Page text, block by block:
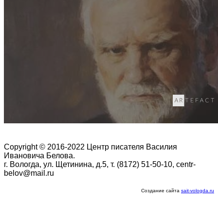
Copyright © 2016-2022 Центр писателя Василия
Ивановича Белова.
г. Вологда, ул. Щетинина, д.5, т. (8172) 51-50-10, centr-
belov@mail.ru
Создание сайта sait-vologda.ru